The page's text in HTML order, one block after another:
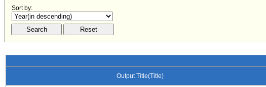
Sort by:
Output Title(Title)